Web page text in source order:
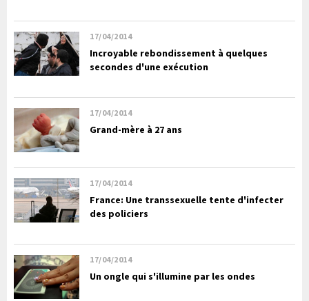
17/04/2014
Incroyable rebondissement à quelques
secondes d'une exécution
17/04/2014
Grand-mère à 27 ans
17/04/2014
France: Une transsexuelle tente d'infecter
des policiers
17/04/2014
Un ongle qui s'illumine par les ondes